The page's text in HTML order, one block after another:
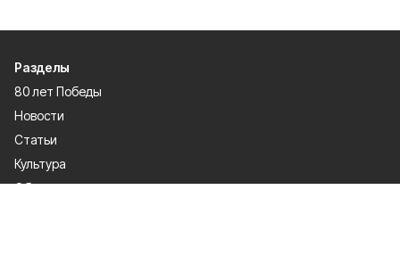
Разделы
80 лет Победы
Новости
Статьи
Культура
Общество